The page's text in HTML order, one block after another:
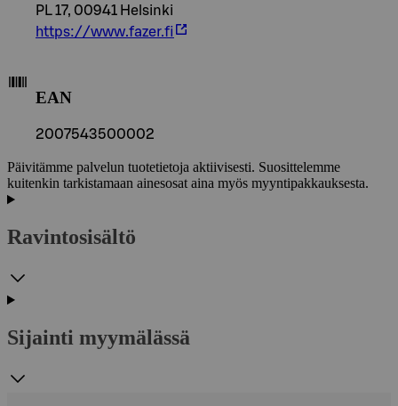
PL 17, 00941 Helsinki
https://www.fazer.fi
EAN
2007543500002
Päivitämme palvelun tuotetietoja aktiivisesti. Suosittelemme
kuitenkin tarkistamaan ainesosat aina myös myyntipakkauksesta.
Ravintosisältö
Sijainti myymälässä